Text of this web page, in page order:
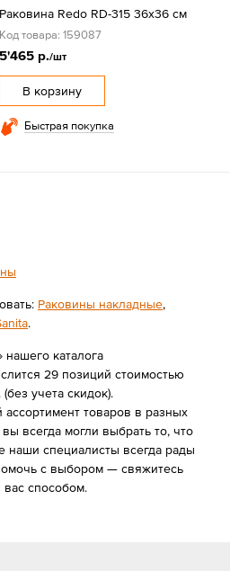
Раковина Redo RD-315 36x36 см
Код товара: 159087
5'465 р./шт
В корзину
Быстрая покупка
Раковины накладные,
.
каталога
29 позиций стоимостью
учета скидок).
товаров в разных
всегда могли выбрать то, что
наши специалисты всегда рады
с выбором — свяжитесь
способом.